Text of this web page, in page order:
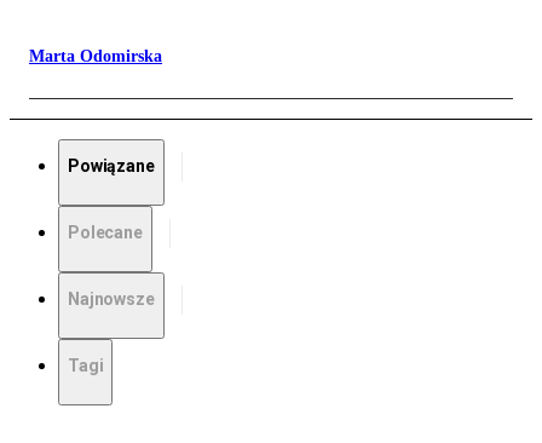
Marta Odomirska
Powiązane
Polecane
Najnowsze
Tagi